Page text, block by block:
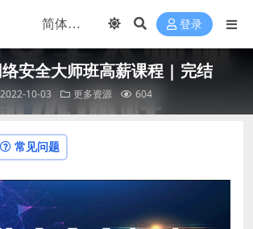
登录
安全大师班高薪课程 | 完结
2022-10-03 更多资源 604
常见问题